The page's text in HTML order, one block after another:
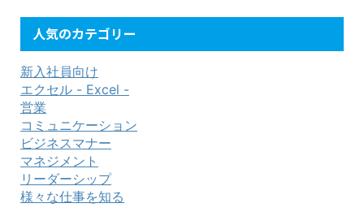
人気のカテゴリー
新入社員向け
エクセル - Excel -
営業
コミュニケーション
ビジネスマナー
マネジメント
リーダーシップ
様々な仕事を知る